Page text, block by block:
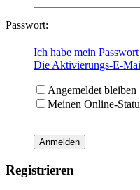
Passwort:
Ich habe mein Passwort
Die Aktivierungs-E-
Angemeldet bleiben
Meinen Online-
Registrieren